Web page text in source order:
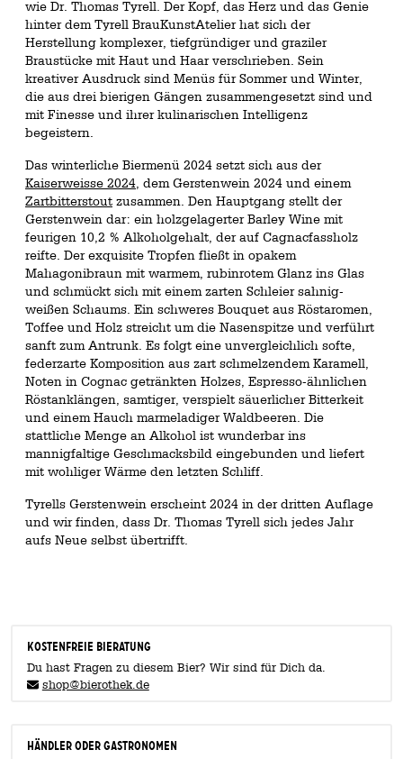
wie Dr. Thomas Tyrell. Der Kopf, das Herz und das Genie
hinter dem Tyrell BrauKunstAtelier hat sich der
Herstellung komplexer, tiefgründiger und graziler
Braustücke mit Haut und Haar verschrieben. Sein
kreativer Ausdruck sind Menüs für Sommer und Winter,
die aus drei bierigen Gängen zusammengesetzt sind und
mit Finesse und ihrer kulinarischen Intelligenz
begeistern.
Das winterliche Biermenü 2024 setzt sich aus der
Kaiserweisse 2024 , dem Gerstenwein 2024 und einem
Zartbitterstout zusammen. Den Hauptgang stellt der
Gerstenwein dar: ein holzgelagerter Barley Wine mit
feurigen 10,2 % Alkoholgehalt, der auf Cagnacfassholz
reifte. Der exquisite Tropfen fließt in opakem
Mahagonibraun mit warmem, rubinrotem Glanz ins Glas
und schmückt sich mit einem zarten Schleier sahnig-
weißen Schaums. Ein schweres Bouquet aus Röstaromen,
Toffee und Holz streicht um die Nasenspitze und verführt
sanft zum Antrunk. Es folgt eine unvergleichlich softe,
federzarte Komposition aus zart schmelzendem Karamell,
Noten in Cognac getränkten Holzes, Espresso-ähnlichen
Röstanklängen, samtiger, verspielt säuerlicher Bitterkeit
und einem Hauch marmeladiger Waldbeeren. Die
stattliche Menge an Alkohol ist wunderbar ins
mannigfaltige Geschmacksbild eingebunden und liefert
mit wohliger Wärme den letzten Schliff.
Tyrells Gerstenwein erscheint 2024 in der dritten Auflage
und wir finden, dass Dr. Thomas Tyrell sich jedes Jahr
aufs Neue selbst übertrifft.
KOSTENFREIE BIERATUNG
Du hast Fragen zu diesem Bier? Wir sind für Dich da.
shop@bierothek.de
Händler oder Gastronomen